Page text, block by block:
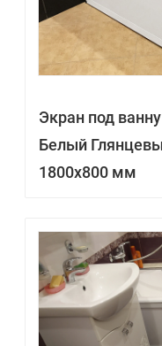
Экран под
Белый
1800х800 мм